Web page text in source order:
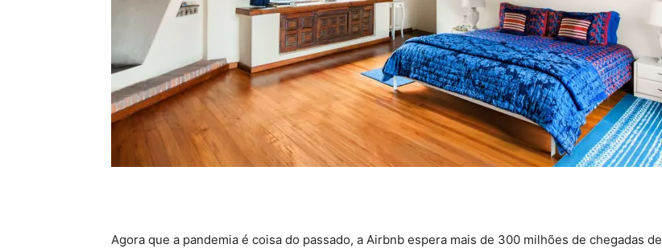
Agora que a pandemia é coisa do passado, a Airbnb espera mais de 300 milhões de chegadas de